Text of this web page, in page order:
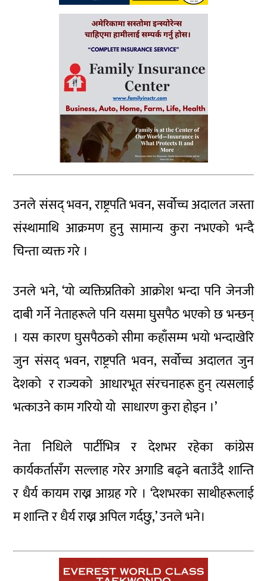
उनले संसद् भवन, राष्ट्रपति भवन, सर्वोच्च अदालत जस्ता
संस्थामाथि आक्रमण हुनु सामान्य कुरा नभएको भन्दै
चिन्ता व्यक्त गरे ।
उनले भने, ‘यो व्यक्तिप्रतिको आक्रोश भन्दा पनि जेनजी
दाबी गर्ने नेताहरूले पनि यसमा घुसपैठ भएको छ भन्छन्
। यस कारण घुसपैठको सीमा कहाँसम्म भयो भन्दाखेरि
जुन संसद् भवन, राष्ट्रपति भवन, सर्वोच्च अदालत जुन
देशको र राज्यको आधारभूत संरचनाहरू हुन् त्यसलाई
भत्काउने काम गरियो यो साधारण कुरा होइन ।’
नेता निधिले पार्टीभित्र र देशभर रहेका कांग्रेस
कार्यकर्तासँग सल्लाह गरेर अगाडि बढ्ने बताउँदै शान्ति
र धैर्य कायम राख्न आग्रह गरे । ‘देशभरका साथीहरूलाई
म शान्ति र धैर्य राख्न अपिल गर्दछु,’ उनले भने।